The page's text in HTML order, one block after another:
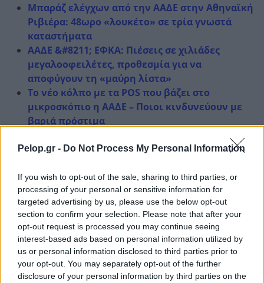
Pelop.gr - Do Not Process My Personal Information
If you wish to opt-out of the sale, sharing to third parties, or
processing of your personal or sensitive information for
targeted advertising by us, please use the below opt-out
section to confirm your selection. Please note that after your
opt-out request is processed you may continue seeing
interest-based ads based on personal information utilized by
us or personal information disclosed to third parties prior to
your opt-out. You may separately opt-out of the further
disclosure of your personal information by third parties on the
Μπαράζ ελέγχων από την ΑΑΔΕ στην Αθηναϊκή
Ριβιέρα: 48ωρο «λουκέτο» σε τρία γνωστά
καταστήματα
ΑΑΔΕ &#8211; ΕΦΚΑ: Πιέσεις σε χιλιάδες
μεγαλοοφειλέτες, προθεσμία για να
αποφύγουν τη «μαύρη λίστα»
Το νέο κόλπο με τα POS που βάζει στο
μικροσκόπιο η ΑΑΔΕ – Ποιοι κινδυνεύουν με
βαριά πρόστιμα
Η «Πελοπόννησος» και το pelop.gr σε
ανοιχτή γραμμή με τον Πολίτη
Η φωνή σου έχει δύναμη – στείλε παράπονα,
καταγγελίες ή ιδέες για τη γειτονιά σου.